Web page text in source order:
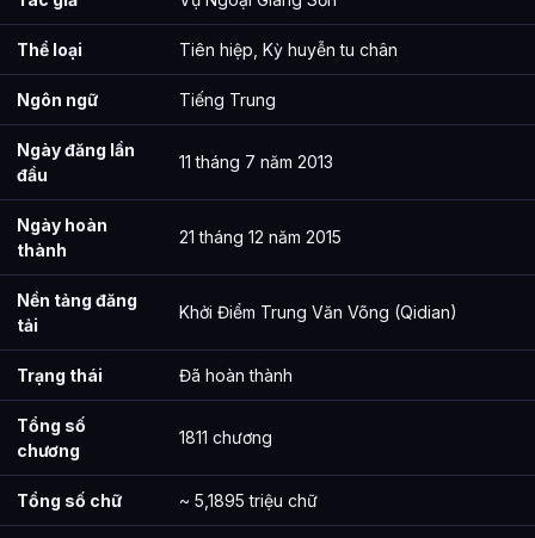
Thể loại Tiên hiệp, Kỳ huyễn tu chân
Ngôn ngữ Tiếng Trung
Ngày đăng lần
đầu
11 tháng 7 năm 2013
Ngày hoàn
thành
21 tháng 12 năm 2015
Nền tảng đăng
tải
Khởi Điểm Trung Văn Võng (Qidian)
Trạng thái Đã hoàn thành
Tổng số
chương
1811 chương
Tổng số chữ ~ 5,1895 triệu chữ